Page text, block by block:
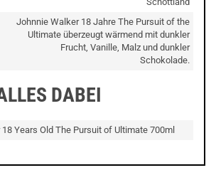
Johnnie Walker 18 Jahre The Pursuit of the
Ultimate überzeugt wärmend mit dunkler
Frucht, Vanille, Malz und dunkler
Schokolade.
DABEI
Years Old The Pursuit of Ultimate 700ml